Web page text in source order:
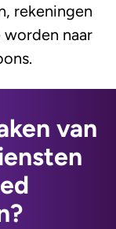
rekeningen
naar
van